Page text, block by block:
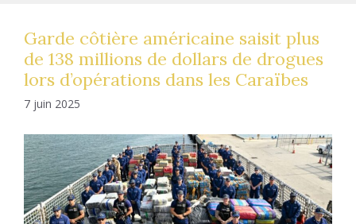
Garde côtière américaine saisit plus
de 138 millions de dollars de drogues
lors d’opérations dans les Caraïbes
7 juin 2025